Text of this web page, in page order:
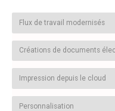
Flux de travail modernisés
Créations de documents
Impression depuis le cloud
Personnalisation